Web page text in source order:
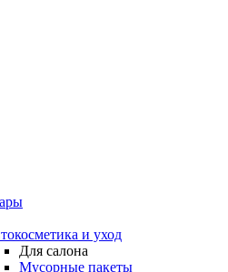
и уход
Для салона
Мусорные пакеты